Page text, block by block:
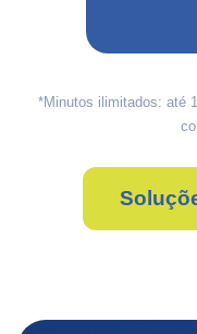
*Minutos ilimitados: até